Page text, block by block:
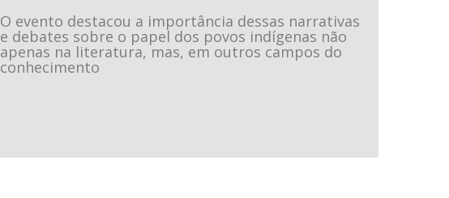
O evento destacou a importância dessas narrativas
e debates sobre o papel dos povos indígenas não
apenas na literatura, mas, em outros campos do
conhecimento